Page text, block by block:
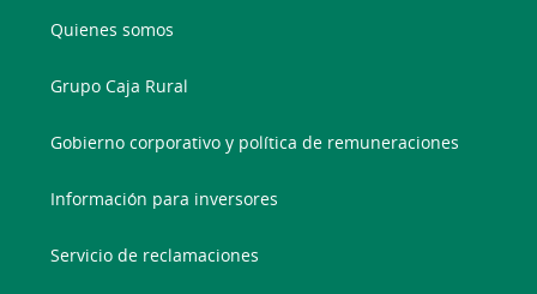
Quienes somos
Grupo Caja Rural
Gobierno corporativo y política de remuneraciones
Información para inversores
Servicio de reclamaciones